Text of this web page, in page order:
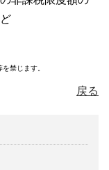
禁じます。
戻る